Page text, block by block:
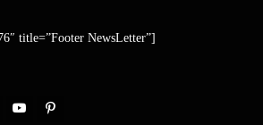
title=”Footer NewsLetter”]